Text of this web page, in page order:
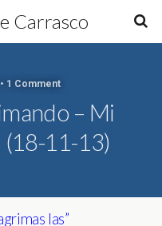
Carrasco
1 Comment
– Mi
11-13)
las”